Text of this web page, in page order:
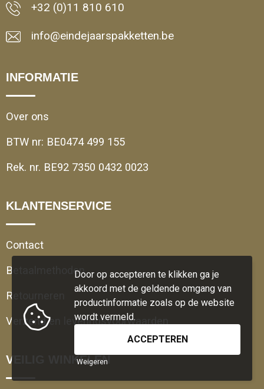
+32 (0)11 810 610
info@eindejaarspakketten.be
INFORMATIE
Over ons
BTW nr: BE0474 499 155
Rek. nr. BE92 7350 0432 0023
KLANTENSERVICE
Contact
Betaalmethoden
Retourneren
Verzend en leveringsvoorwaarden
VEILIG WINKELEN
Door op accepteren te klikken ga je
akkoord met de geldende omgang van
productinformatie zoals op de website
wordt vermeld.
Weigeren